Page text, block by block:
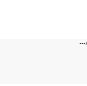
---